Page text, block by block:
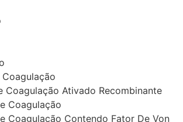
Coagulação Ativado Recombinante
Coagulação
Coagulação Contendo Fator De Von